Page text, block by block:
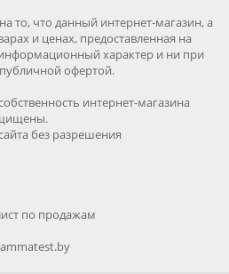
то, что данный интернет-магазин, а
и ценах, предоставленная на
характер и ни при
публичной офертой.
интернет-магазина
без разрешения
по продажам